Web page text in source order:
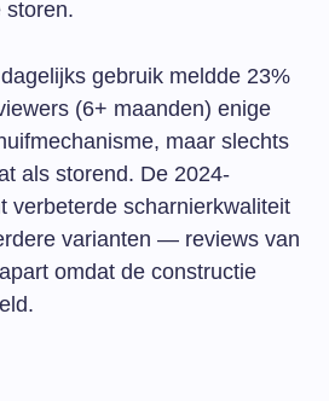
storen.
gebruik meldde 23%
(6+ maanden) enige
maar slechts
als storend. De 2024-
verbeterde scharnierkwaliteit
varianten — reviews van
omdat de constructie